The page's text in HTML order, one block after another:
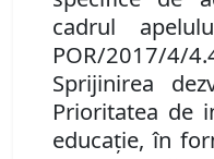
cadrul
POR/2017/4/
Sprijinirea
Prioritatea de
educaţie, în